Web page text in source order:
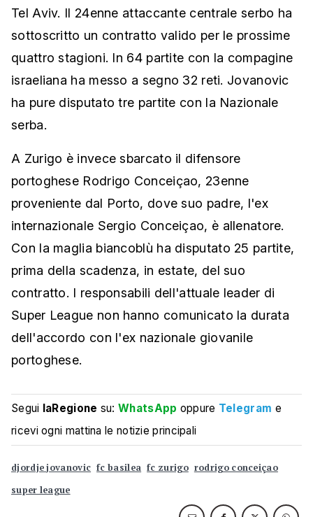
Tel Aviv. Il 24enne attaccante centrale serbo ha
sottoscritto un contratto valido per le prossime
quattro stagioni. In 64 partite con la compagine
israeliana ha messo a segno 32 reti. Jovanovic
ha pure disputato tre partite con la Nazionale
serba.
A Zurigo è invece sbarcato il difensore
portoghese Rodrigo Conceiçao, 23enne
proveniente dal Porto, dove suo padre, l'ex
internazionale Sergio Conceiçao, è allenatore.
Con la maglia biancoblù ha disputato 25 partite,
prima della scadenza, in estate, del suo
contratto. I responsabili dell'attuale leader di
Super League non hanno comunicato la durata
dell'accordo con l'ex nazionale giovanile
portoghese.
Segui laRegione su:WhatsApp oppure Telegram e
ricevi ogni mattina le notizie principali
djordje jovanovic fc basilea fc zurigo rodrigo conceiçao
super league